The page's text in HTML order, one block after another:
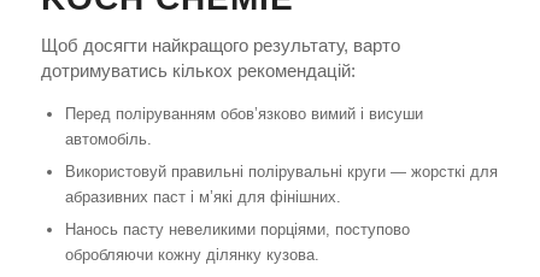
Щоб досягти найкращого результату, варто
дотримуватись кількох рекомендацій:
Перед поліруванням обов’язково вимий і висуши
автомобіль.
Використовуй правильні полірувальні круги — жорсткі для
абразивних паст і м’які для фінішних.
Нанось пасту невеликими порціями, поступово
обробляючи кожну ділянку кузова.